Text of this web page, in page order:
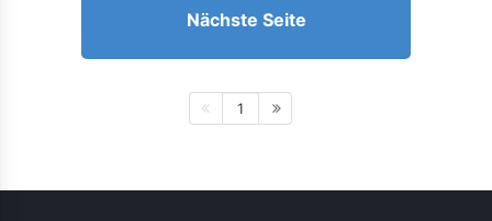
Nächste Seite
1